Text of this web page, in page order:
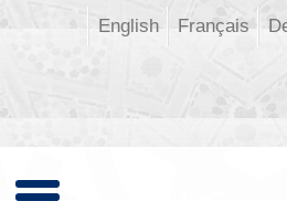
Français
English